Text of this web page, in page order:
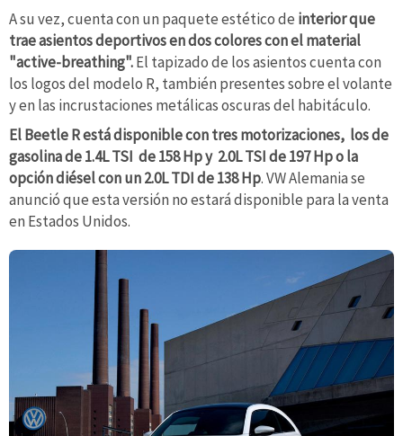
A su vez, cuenta con un paquete estético de interior que
trae asientos deportivos en dos colores con el material
"active-breathing".El tapizado de los asientos cuenta con
los logos del modelo R, también presentes sobre el volante
y en las incrustaciones metálicas oscuras del habitáculo.
El Beetle R está disponible con tres motorizaciones, los de
gasolina de 1.4L TSI de 158 Hp y 2.0L TSI de 197 Hp o la
opción diésel con un 2.0L TDI de 138 Hp. VW Alemania se
anunció que esta versión no estará disponible para la venta
en Estados Unidos.